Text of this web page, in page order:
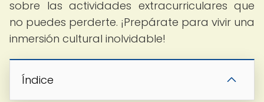
sobre las actividades extracurriculares que
no puedes perderte. ¡Prepárate para vivir una
inmersión cultural inolvidable!
Índice